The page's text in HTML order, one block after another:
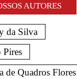
AUTORES
da Silva
Pires
de Quadros Flores